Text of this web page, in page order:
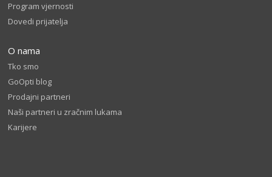
Program vjernosti
Dovedi prijatelja
O nama
Tko smo
GoOpti blog
Prodajni partneri
Naši partneri u zračnim lukama
Karijere